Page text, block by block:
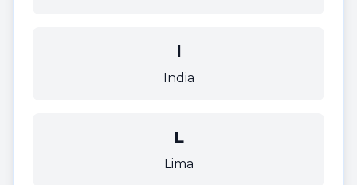
I
India
L
Lima